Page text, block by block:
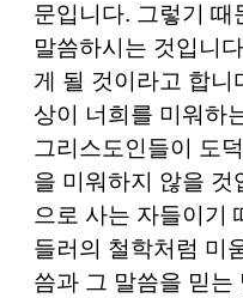
문입니다. 그렇기 때
말씀하시는 것입니다
게 될 것이라고 합니
상이 너희를 미워하
그리스도인들이 도
을 미워하지 않을 것
으로 사는 자들이기
들러의 철학처럼 미
씀과 그 말씀을 믿는